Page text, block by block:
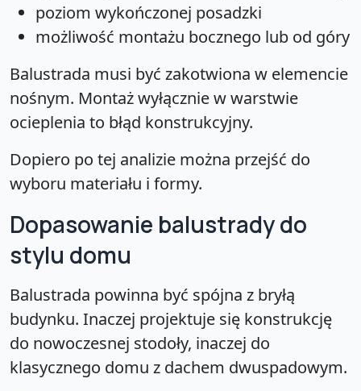
poziom wykończonej posadzki
możliwość montażu bocznego lub od góry
Balustrada musi być zakotwiona w elemencie
nośnym. Montaż wyłącznie w warstwie
ocieplenia to błąd konstrukcyjny.
Dopiero po tej analizie można przejść do
wyboru materiału i formy.
Dopasowanie balustrady do
stylu domu
Balustrada powinna być spójna z bryłą
budynku. Inaczej projektuje się konstrukcję
do nowoczesnej stodoły, inaczej do
klasycznego domu z dachem dwuspadowym.